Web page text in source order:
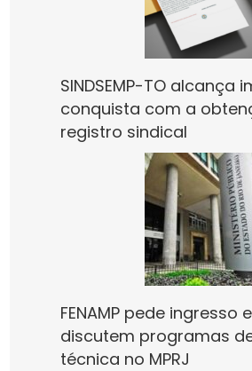
SINDSEMP-TO alcança
conquista com a
registro sindical
FENAMP pede ingresso
discutem programas
técnica no MPRJ